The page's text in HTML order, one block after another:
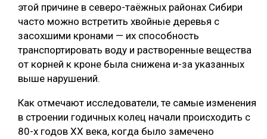
БЕЗОПАСНОЕ ПРОИЗВОДСТВО
СОРТИРОВКА ДРЕВЕСИНЫ
СУШКА ДРЕВЕСИНЫ
МЕБЕЛЬНОЕ ПРОИЗВОДСТВО
этой причине в северо-таёжных районах Сибири
часто можно встретить хвойные деревья с
засохшими кронами — их способность
транспортировать воду и растворенные вещества
от корней к кроне была снижена и-за указанных
выше нарушений.
Как отмечают исследователи, те самые изменения
в строении годичных колец начали происходить с
80-х годов XX века, когда было замечено